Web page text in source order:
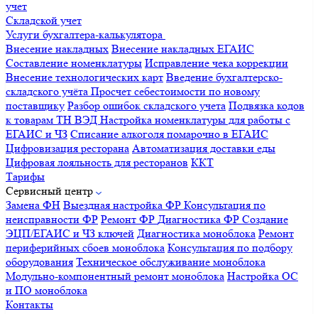
учет
Складской учет
Услуги бухгалтера-калькулятора
Внесение накладных Внесение накладных ЕГАИС
Составление номенклатуры Исправление чека коррекции
Внесение технологических карт Введение бухгалтерско-
складского учёта Просчет себестоимости по новому
поставщику Разбор ошибок складского учета Подвязка кодов
к товарам ТН ВЭД Настройка номенклатуры для работы с
ЕГАИС и ЧЗ Списание алкоголя помарочно в ЕГАИС
Цифровизация ресторана Автоматизация доставки еды
Цифровая лояльность для ресторанов ККТ
Тарифы
Сервисный центр
Замена ФН Выездная настройка ФР Консультация по
неисправности ФР Ремонт ФР Диагностика ФР Создание
ЭЦП/ЕГАИС и ЧЗ ключей Диагностика моноблока Ремонт
периферийных сбоев моноблока Консультация по подбору
оборудования Техническое обслуживание моноблока
Модульно-компонентный ремонт моноблока Настройка ОС
и ПО моноблока
Контакты